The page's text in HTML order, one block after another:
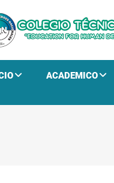
ACADEMICO